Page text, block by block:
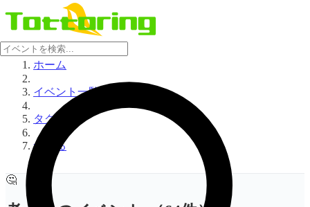
ホーム
イベント一覧
タグ一覧
考える
🤔